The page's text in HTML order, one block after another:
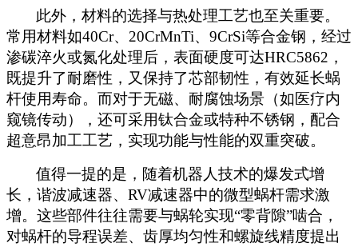
此外，材料的选择与热处理工艺也至关重要。
常用材料如40Cr、20CrMnTi、9CrSi等合金钢，经过
渗碳淬火或氮化处理后，表面硬度可达HRC5862，
既提升了耐磨性，又保持了芯部韧性，有效延长蜗
杆使用寿命。而对于无磁、耐腐蚀场景（如医疗内
窥镜传动），还可采用钛合金或特种不锈钢，配合
超意昂加工工艺，实现功能与性能的双重突破。
值得一提的是，随着机器人技术的爆发式增
长，谐波减速器、 RV减速器中的微型蜗杆需求激
增。这些部件往往需要与蜗轮实现“零背隙”啮合，
对蜗杆的导程误差、齿厚均匀性和螺旋线精度提出